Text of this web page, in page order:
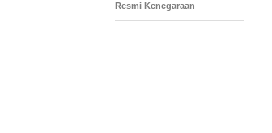
Resmi Kenegaraan